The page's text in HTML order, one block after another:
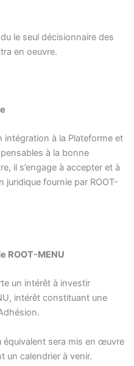
le seul décisionnaire des
en oeuvre.
à la Plateforme et
à la bonne
il s’engage à accepter et à
fournie par ROOT-
ROOT-MENU
un intérêt à investir
intérêt constituant une
équivalent sera mis en œuvre
un calendrier à venir.